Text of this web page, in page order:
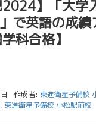
2024】「大学
で英語の成績
科合格】
作成者: 東進衛星予備校
, 東進衛星予備校 小松駅前校